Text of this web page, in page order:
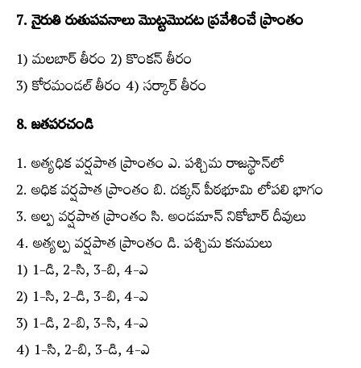
7. నైరుతి రుతుపవనాలు మొట్టమొదట ప్రవేశించే ప్రాంతం
1) మలబార్‌ తీరం 2) కొంకన్‌ తీరం
3) కోరమండల్‌ తీరం 4) సర్కార్‌ తీరం
8. జతపరచండి
1. అత్యధిక వర్షపాత ప్రాంతం ఎ. పశ్చిమ రాజస్థాన్‌లో
2. అధిక వర్షపాత ప్రాంతం బి. దక్కన్‌ పీఠభూమి లోపలి భాగం
3. అల్ప వర్షపాత ప్రాంతం సి. అండమాన్‌ నికోబార్‌ దీవులు
4. అత్యల్ప వర్షపాత ప్రాంతం డి. పశ్చిమ కనుమలు
1) 1-డి, 2-సి, 3-బి, 4-ఎ
2) 1-సి, 2-డి, 3-బి, 4-ఎ
3) 1-డి, 2-బి, 3-సి, 4-ఎ
4) 1-సి, 2-బి, 3-డి, 4-ఎ